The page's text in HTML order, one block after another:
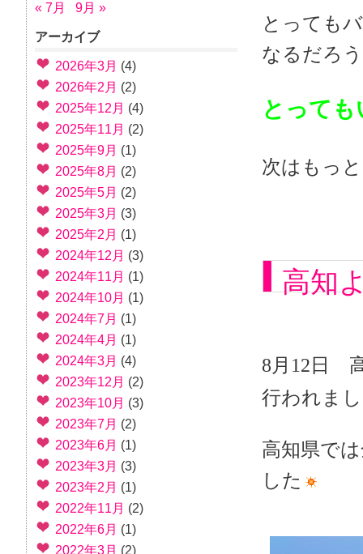
とっても
なるだろ
とって
次はもっ
高知
8月12日
行われま
高知県で
した
« 7月
9月 »
アーカイブ
2026年3月 (4)
2026年2月 (2)
2025年12月 (4)
2025年11月 (2)
2025年9月 (1)
2025年8月 (2)
2025年5月 (2)
2025年3月 (3)
2025年2月 (1)
2024年12月 (3)
2024年11月 (1)
2024年10月 (1)
2024年7月 (1)
2024年4月 (1)
2024年3月 (4)
2023年12月 (2)
2023年10月 (3)
2023年7月 (2)
2023年6月 (1)
2023年3月 (3)
2023年2月 (1)
2022年11月 (2)
2022年6月 (1)
2022年3月 (2)